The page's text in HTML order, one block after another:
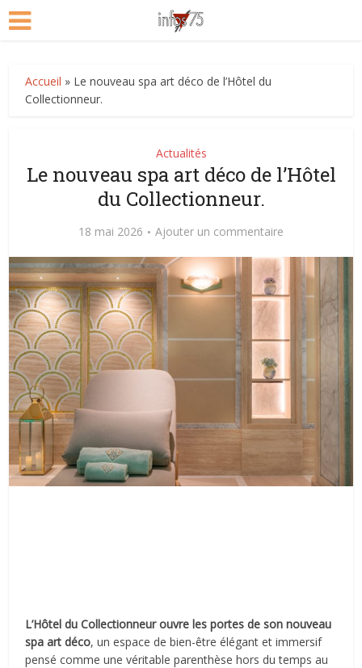
Accueil » Le nouveau spa art déco de l’Hôtel du
Collectionneur.
Actualités
Le nouveau spa art déco de l’Hôtel
du Collectionneur.
18 mai 2026 Ajouter un commentaire
L’Hôtel du Collectionneur ouvre les portes de son nouveau
spa art déco, un espace de bien-être élégant et immersif
pensé comme une véritable parenthèse hors du temps au